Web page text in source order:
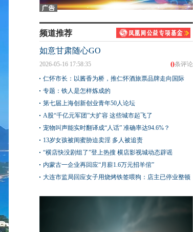
频道推荐
如意甘肃随心GO
0条评论
2026-05-16 17:58:35
仁怀市长：以酱香为桥，推仁怀酒旅票品牌走向国际
专题：铁人是怎样炼成的
第七届上海创新创业青年50人论坛
A股“千亿元军团”大扩容 这些城市起飞了
宠物叫声能实时翻译成“人话” 准确率达94.6%？
13岁女孩被闺蜜胁迫卖淫 多人被追责
“横店快没剧组了”登上热搜 横店影视城动态辟谣
内蒙古一企业再回应“月薪1.6万元招羊倌”
大连市监局回应女子用烧烤铁签喂狗：店主已停业整顿